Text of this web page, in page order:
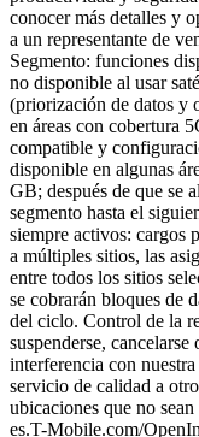
conocer más detalles y
a un representante de
Segmento: funciones
no disponible al usar
(priorización de datos y
en áreas con cobertura
compatible y
disponible en algunas
GB; después de que se
segmento hasta el
siempre activos: cargos
a múltiples sitios, las
entre todos los sitios
se cobrarán bloques de
del ciclo. Control de la
suspenderse,
interferencia con
servicio de calidad a
ubicaciones que no
es.T-Mobile.com/